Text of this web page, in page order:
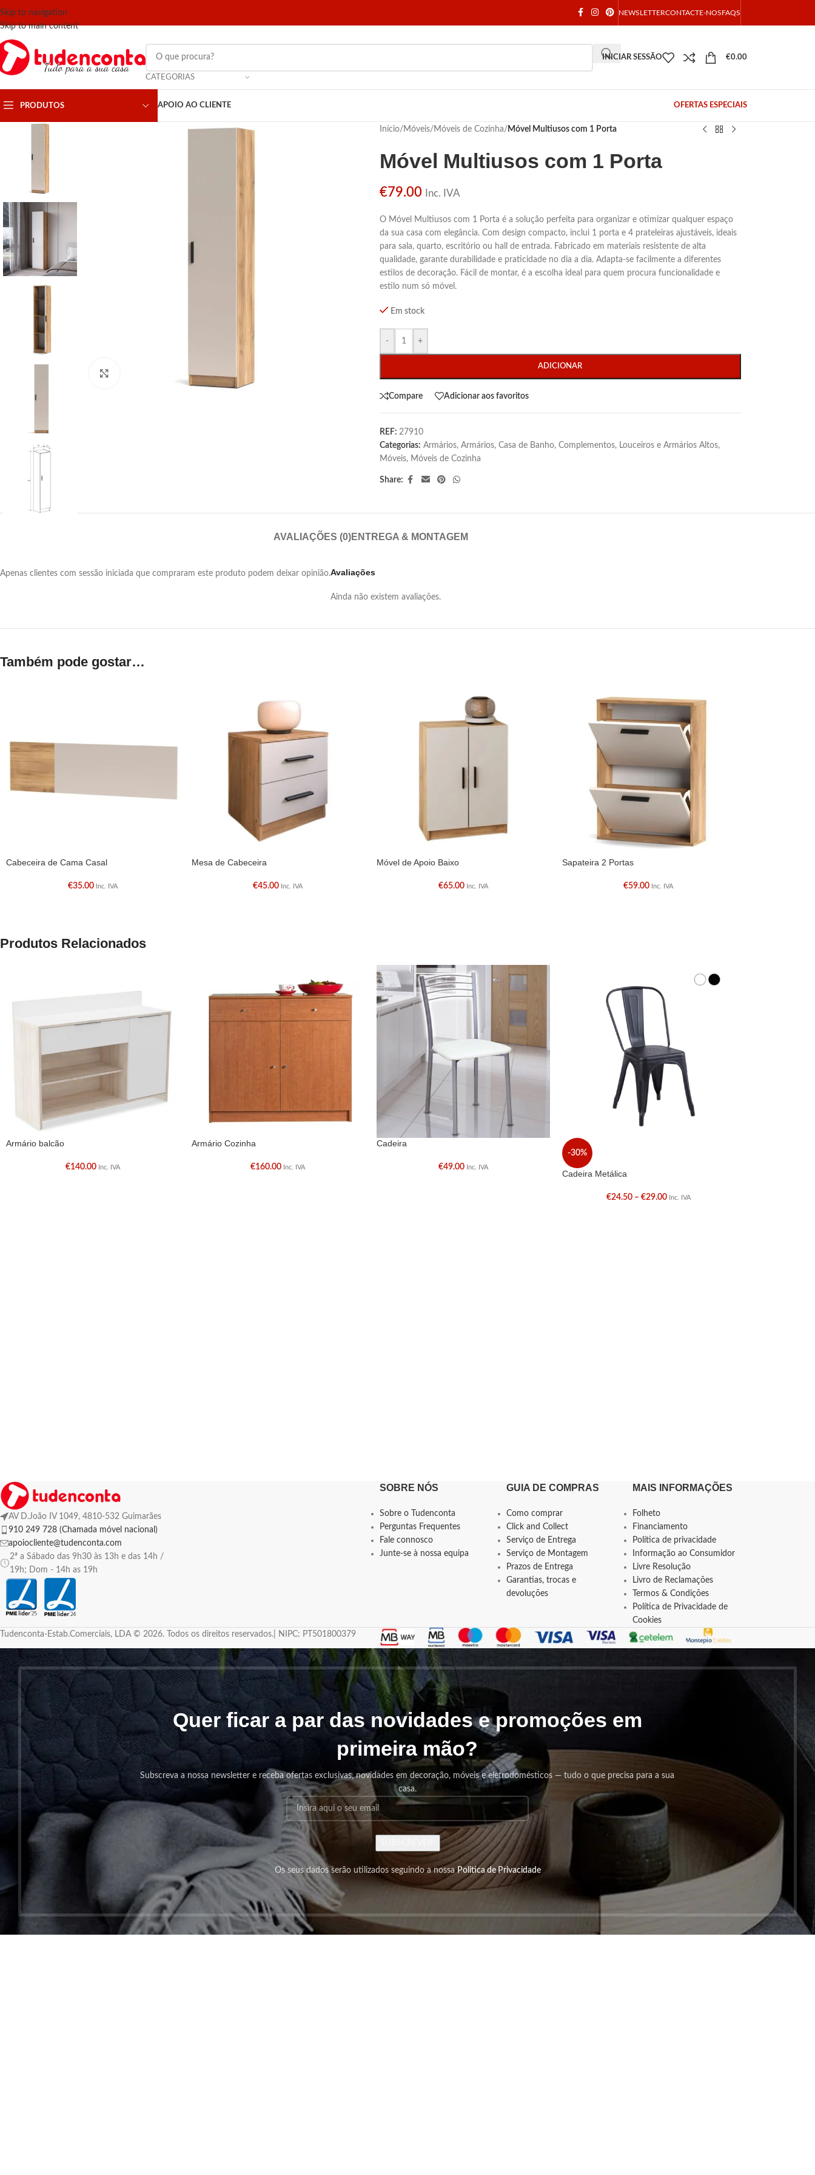
Skip to navigation
Skip to main content
NEWSLETTERCONTACTE-NOSFAQS
CATEGORIAS
INICIAR SESSÃO €0.00
PRODUTOS APOIO AO CLIENTE OFERTAS ESPECIAIS
Click para aumentar
Início/ Móveis/ Móveis de Cozinha/ Móvel Multiusos com 1 Porta
Móvel Multiusos com 1 Porta
€79.00 Inc. IVA
O Móvel Multiusos com 1 Porta é a solução perfeita para organizar e otimizar qualquer espaço
da sua casa com elegância. Com design compacto, inclui 1 porta e 4 prateleiras ajustáveis, ideais
para sala, quarto, escritório ou hall de entrada. Fabricado em materiais resistente de alta
qualidade, garante durabilidade e praticidade no dia a dia. Adapta-se facilmente a diferentes
estilos de decoração. Fácil de montar, é a escolha ideal para quem procura funcionalidade e
estilo num só móvel.
Em stock
- +
ADICIONAR
Compare Adicionar aos favoritos
REF: 27910
Categorias: Armários, Armários, Casa de Banho, Complementos, Louceiros e Armários Altos,
Móveis, Móveis de Cozinha
Share:
AVALIAÇÕES (0)ENTREGA & MONTAGEM
Avaliações
Ainda não existem avaliações.
Apenas clientes com sessão iniciada que compraram este produto podem deixar opinião.
Também pode gostar…
Cabeceira de Cama Casal
€35.00 Inc. IVA
Mesa de Cabeceira
€45.00 Inc. IVA
Móvel de Apoio Baixo
€65.00 Inc. IVA
Sapateira 2 Portas
€59.00 Inc. IVA
Produtos Relacionados
Armário balcão
€140.00 Inc. IVA
Armário Cozinha
€160.00 Inc. IVA
Cadeira
€49.00 Inc. IVA
-30%
Cadeira Metálica
€24.50 – €29.00 Inc. IVA
AV D.João IV 1049, 4810-532 Guimarães
910 249 728 (Chamada móvel nacional)
apoiocliente@tudenconta.com
2ª a Sábado das 9h30 às 13h e das 14h /
19h; Dom - 14h as 19h
SOBRE NÓS
Sobre o Tudenconta
Perguntas Frequentes
Fale connosco
Junte-se à nossa equipa
GUIA DE COMPRAS
Como comprar
Click and Collect
Serviço de Entrega
Serviço de Montagem
Prazos de Entrega
Garantias, trocas e
devoluções
MAIS INFORMAÇÕES
Folheto
Financiamento
Política de privacidade
Informação ao Consumidor
Livre Resolução
Livro de Reclamações
Termos & Condições
Política de Privacidade de
Cookies
Tudenconta-Estab.Comerciais, LDA © 2026. Todos os direitos reservados.| NIPC: PT501800379
Quer ficar a par das novidades e promoções em
primeira mão?
Subscreva a nossa newsletter e receba ofertas exclusivas, novidades em decoração, móveis e eletrodomésticos — tudo o que precisa para a sua
casa.
Os seus dados serão utilizados seguindo a nossaPolitica de Privacidade